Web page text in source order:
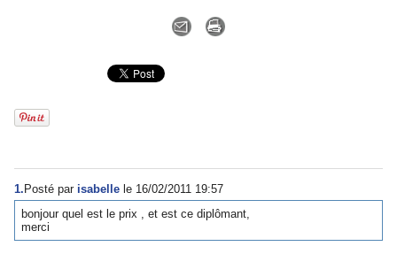
1. Posté par isabelle le 16/02/2011 19:57
bonjour quel est le prix , et est ce diplômant,
merci